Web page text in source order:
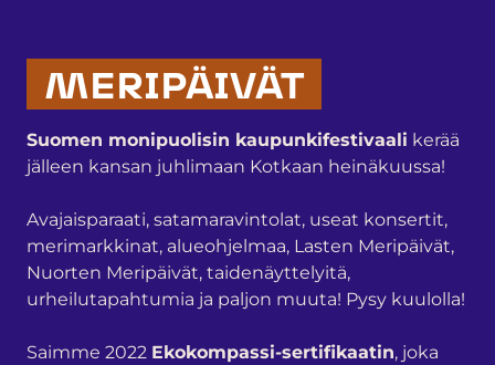
MERIPÄIVÄT
Suomen monipuolisin kaupunkifestivaali kerää
jälleen kansan juhlimaan Kotkaan heinäkuussa!
Avajaisparaati, satamaravintolat, useat konsertit,
merimarkkinat, alueohjelmaa, Lasten Meripäivät,
Nuorten Meripäivät, taidenäyttelyitä,
urheilutapahtumia ja paljon muuta! Pysy kuulolla!
Saimme 2022 Ekokompassi-sertifikaatin, joka